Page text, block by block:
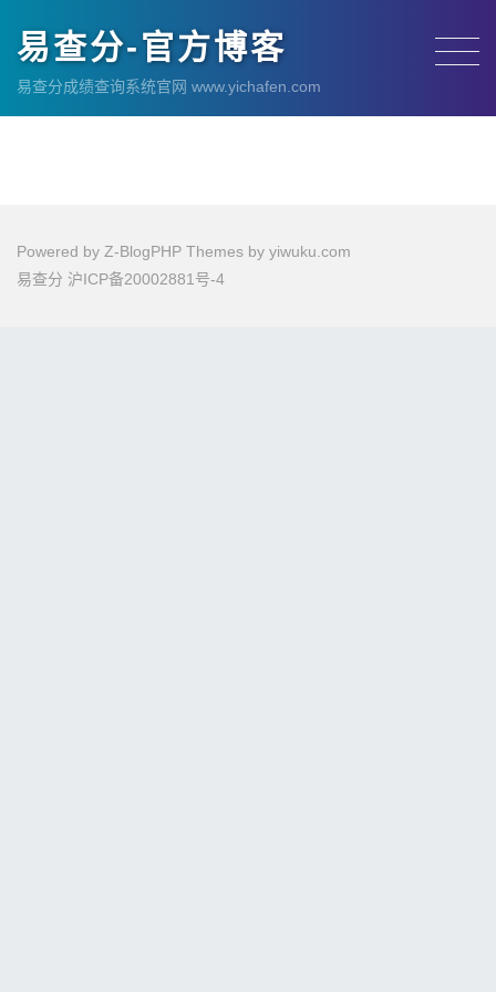
易查分-官方博客
易查分成绩查询系统官网 www.yichafen.com
Powered by Z-BlogPHP Themes by yiwuku.com
易查分 沪ICP备20002881号-4